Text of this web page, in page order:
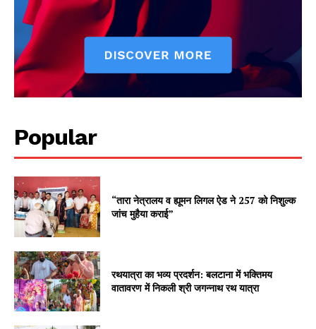
Popular
“तारा नेत्रालय व ह्यूमन लिगल ऐड ने 257 को निशुल्क
जांच मुहैया कराई”
रथयात्रा का भव्य प्रदर्शन: बलटाना में भक्तिमय
वातावरण में निकली श्री जगन्नाथ रथ यात्रा